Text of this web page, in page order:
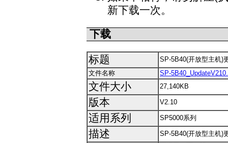
新下载一次。
下载
标题
SP-5B40(开放型主机)
文件名称
SP-
文件大小 27,140KB
版本 V2.10
适用系列 SP5000系列
描述 SP-5B40(开放型主机)